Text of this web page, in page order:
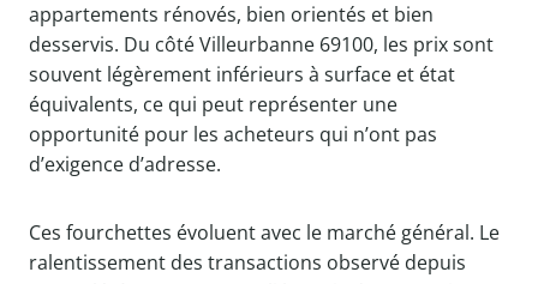
appartements rénovés, bien orientés et bien
desservis. Du côté Villeurbanne 69100, les prix sont
souvent légèrement inférieurs à surface et état
équivalents, ce qui peut représenter une
opportunité pour les acheteurs qui n’ont pas
d’exigence d’adresse.
Ces fourchettes évoluent avec le marché général. Le
ralentissement des transactions observé depuis